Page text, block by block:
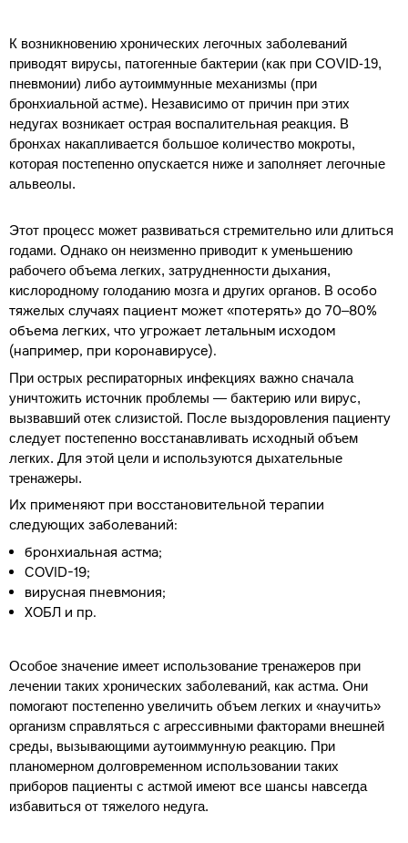
К возникновению хронических легочных заболеваний
приводят вирусы, патогенные бактерии (как при COVID-19,
пневмонии) либо аутоиммунные механизмы (при
бронхиальной астме). Независимо от причин при этих
недугах возникает острая воспалительная реакция. В
бронхах накапливается большое количество мокроты,
которая постепенно опускается ниже и заполняет легочные
альвеолы.
Этот процесс может развиваться стремительно или длиться
годами. Однако он неизменно приводит к уменьшению
рабочего объема легких, затрудненности дыхания,
кислородному голоданию мозга и других органов. В особо
тяжелых случаях пациент может «потерять» до 70–80%
объема легких, что угрожает летальным исходом
(например, при коронавирусе).
При острых респираторных инфекциях важно сначала
уничтожить источник проблемы — бактерию или вирус,
вызвавший отек слизистой. После выздоровления пациенту
следует постепенно восстанавливать исходный объем
легких. Для этой цели и используются дыхательные
тренажеры.
Их применяют при восстановительной терапии
следующих заболеваний:
бронхиальная астма;
COVID-19;
вирусная пневмония;
ХОБЛ и пр.
Особое значение имеет использование тренажеров при
лечении таких хронических заболеваний, как астма. Они
помогают постепенно увеличить объем легких и «научить»
организм справляться с агрессивными факторами внешней
среды, вызывающими аутоиммунную реакцию. При
планомерном долговременном использовании таких
приборов пациенты с астмой имеют все шансы навсегда
избавиться от тяжелого недуга.